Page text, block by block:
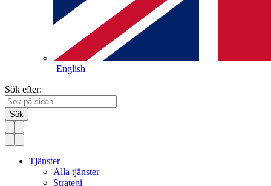
English
Sök efter:
Sök
Tjänster
Alla tjänster
Strategi